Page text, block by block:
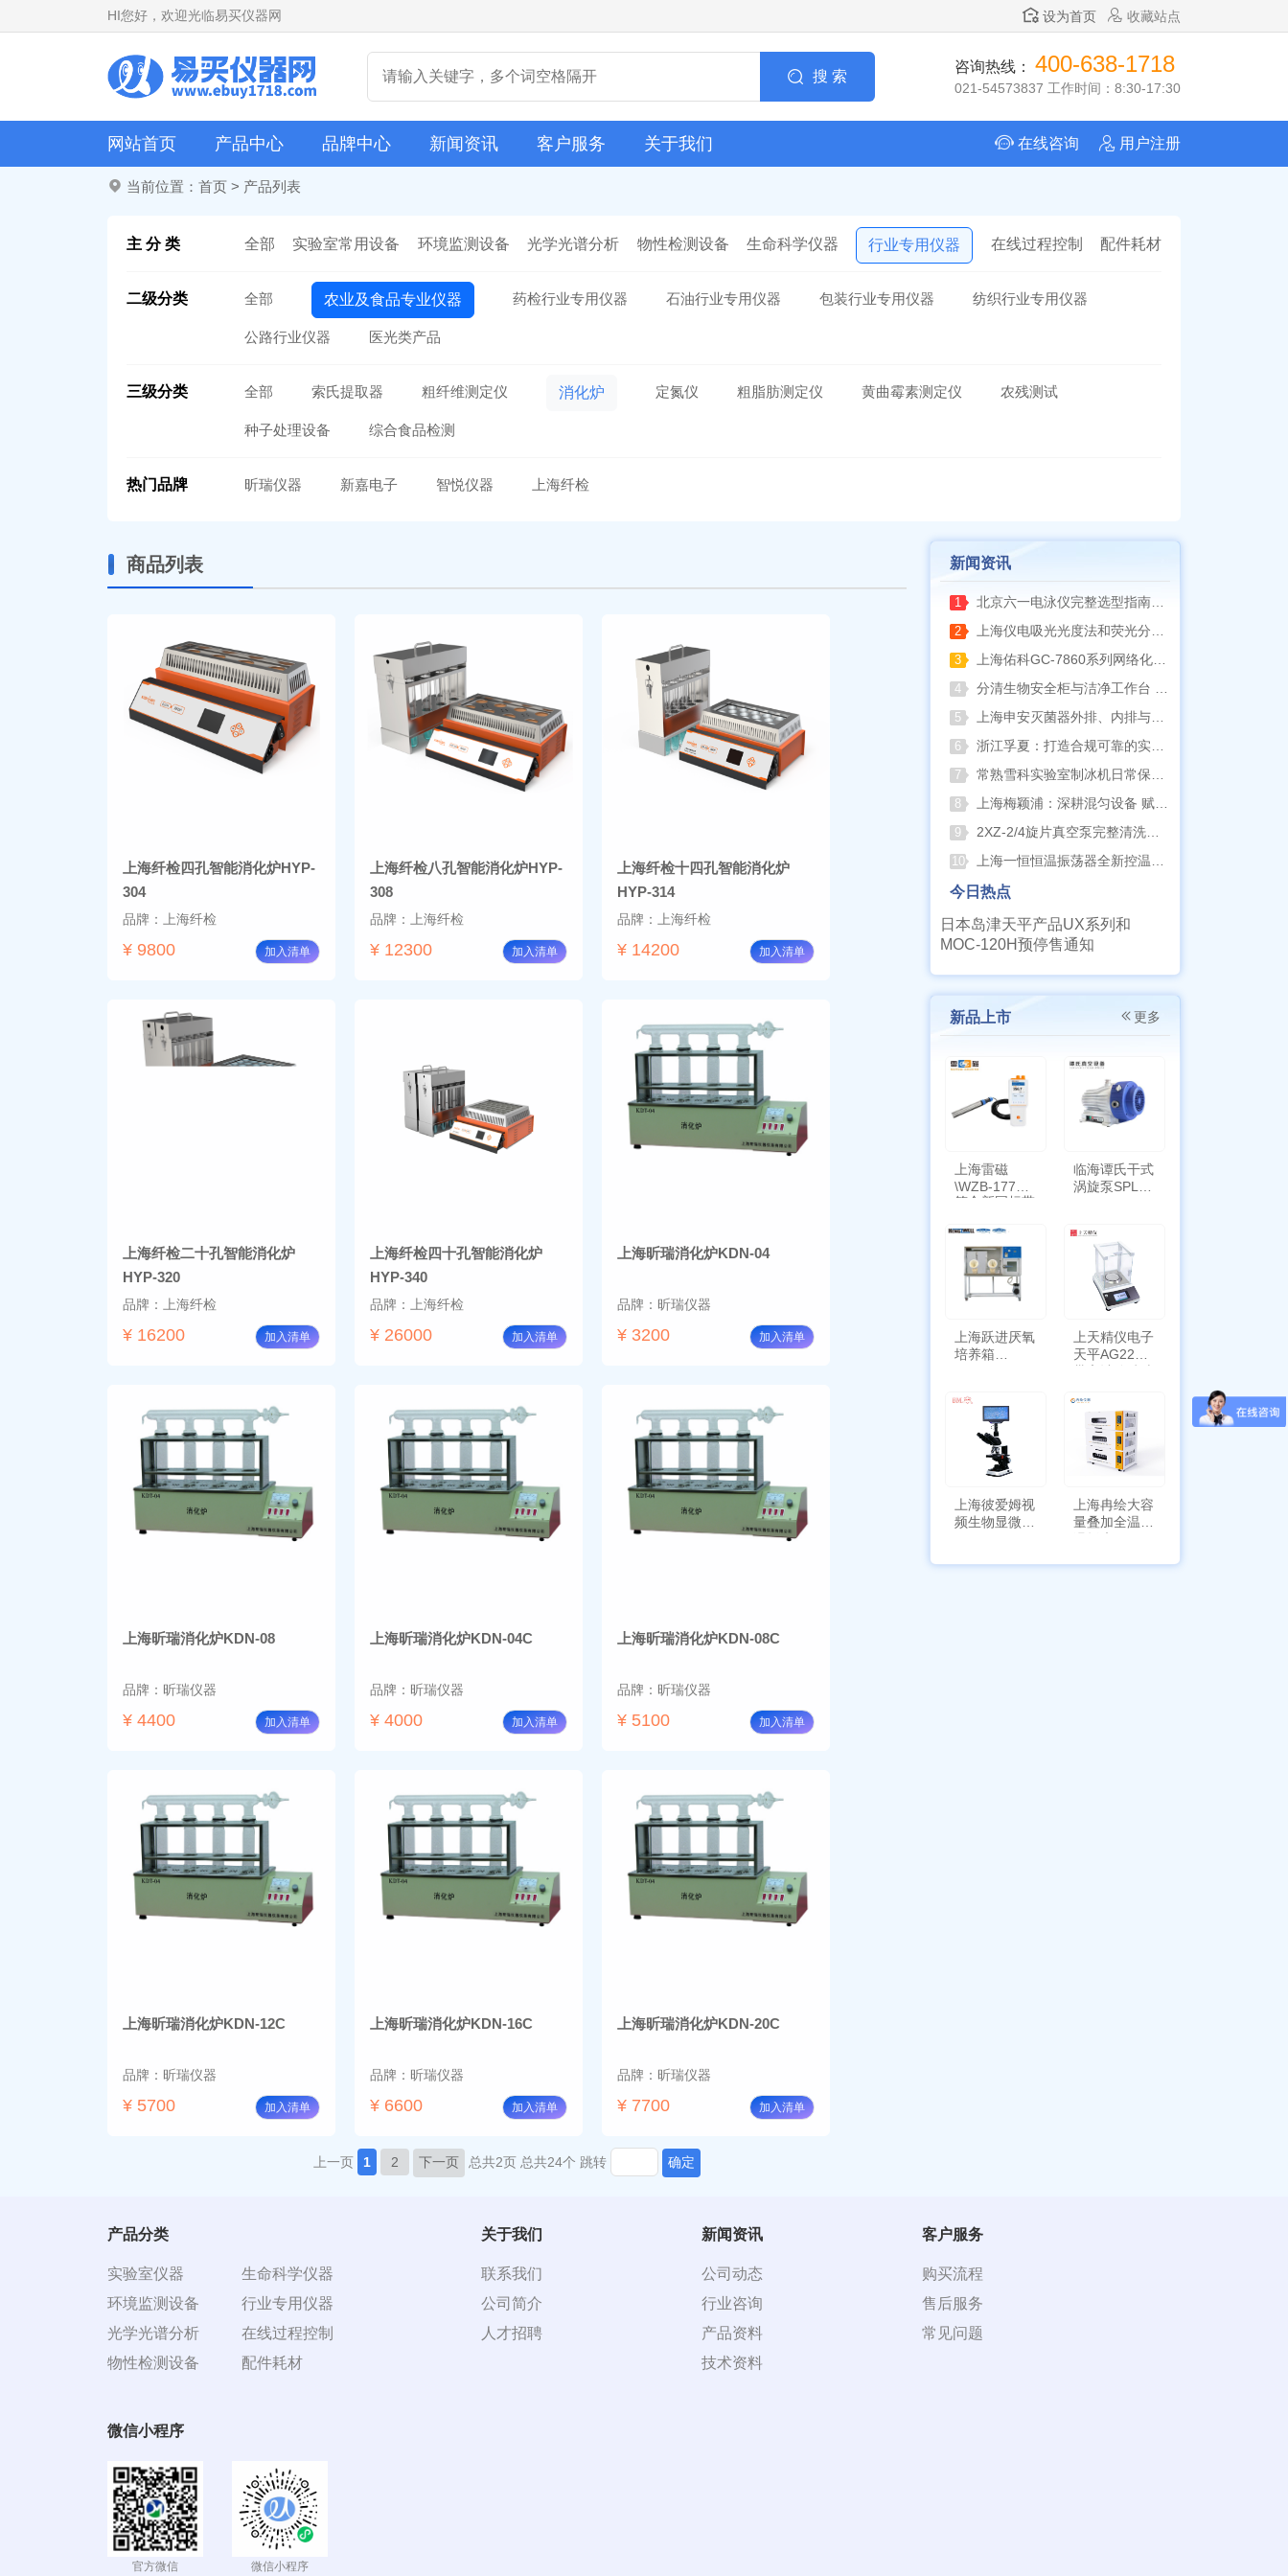
HI您好，欢迎光临易买仪器网 设为首页 收藏站点
搜 索
咨询热线： 400-638-1718
021-54573837 工作时间：8:30-17:30
网站首页 产品中心 品牌中心 新闻资讯 客户服务 关于我们 在线咨询 用户注册
当前位置： 首页 > 产品列表
主 分 类 全部 实验室常用设备 环境监测设备 光学光谱分析 物性检测设备 生命科学仪器 行业专用仪器 在线过程控制 配件耗材
二级分类 全部 农业及食品专业仪器 药检行业专用仪器 石油行业专用仪器 包装行业专用仪器 纺织行业专用仪器
公路行业仪器 医光类产品
三级分类 全部 索氏提取器 粗纤维测定仪 消化炉 定氮仪 粗脂肪测定仪 黄曲霉素测定仪 农残测试
种子处理设备 综合食品检测
热门品牌 昕瑞仪器 新嘉电子 智悦仪器 上海纤检
商品列表
上海纤检四孔智能消化炉HYP-
304
品牌：上海纤检
¥ 9800 加入清单
上海纤检八孔智能消化炉HYP-
308
品牌：上海纤检
¥ 12300 加入清单
上海纤检十四孔智能消化炉
HYP-314
品牌：上海纤检
¥ 14200 加入清单
上海纤检二十孔智能消化炉
HYP-320
品牌：上海纤检
¥ 16200 加入清单
上海纤检四十孔智能消化炉
HYP-340
品牌：上海纤检
¥ 26000 加入清单
上海昕瑞消化炉KDN-04
品牌：昕瑞仪器
¥ 3200 加入清单
上海昕瑞消化炉KDN-08
品牌：昕瑞仪器
¥ 4400 加入清单
上海昕瑞消化炉KDN-04C
品牌：昕瑞仪器
¥ 4000 加入清单
上海昕瑞消化炉KDN-08C
品牌：昕瑞仪器
¥ 5100 加入清单
上海昕瑞消化炉KDN-12C
品牌：昕瑞仪器
¥ 5700 加入清单
上海昕瑞消化炉KDN-16C
品牌：昕瑞仪器
¥ 6600 加入清单
上海昕瑞消化炉KDN-20C
品牌：昕瑞仪器
¥ 7700 加入清单
上一页 1 2 下一页 总共2页 总共24个 跳转 确定
新闻资讯
1 北京六一电泳仪完整选型指南（分电泳槽 + 电源两大模块，按实验场景直接匹配）
2 上海仪电吸光光度法和荧光分析法的异同
3 上海佑科GC-7860系列网络化气相色谱仪
4 分清生物安全柜与洁净工作台 苏州安泰科普两类设备差异
5 上海申安灭菌器外排、内排与干燥功能全解析
6 浙江孚夏：打造合规可靠的实验室洁净装备
7 常熟雪科实验室制冰机日常保养要点
8 上海梅颖浦：深耕混匀设备 赋能科研实验稳定开展
9 2XZ-2/4旋片真空泵完整清洗拆装流程（临海永昊真空泵实操指南）
10 上海一恒恒温振荡器全新控温升级技术介绍
今日热点
日本岛津天平产品UX系列和
MOC-120H预停售通知
新品上市 更多
上海雷磁
\WZB-177Y
符合新国标带
临海谭氏干式
涡旋泵SPL-
上海跃进厌氧
培养箱
上天精仪电子
天平AG2255
上海彼爱姆视
频生物显微镜
上海冉绘大容
量叠加全温恒
产品分类
实验室仪器
环境监测设备
光学光谱分析
物性检测设备
生命科学仪器
行业专用仪器
在线过程控制
配件耗材
关于我们
联系我们
公司简介
人才招聘
新闻资讯
公司动态
行业咨询
产品资料
技术资料
客户服务
购买流程
售后服务
常见问题
微信小程序
官方微信 微信小程序